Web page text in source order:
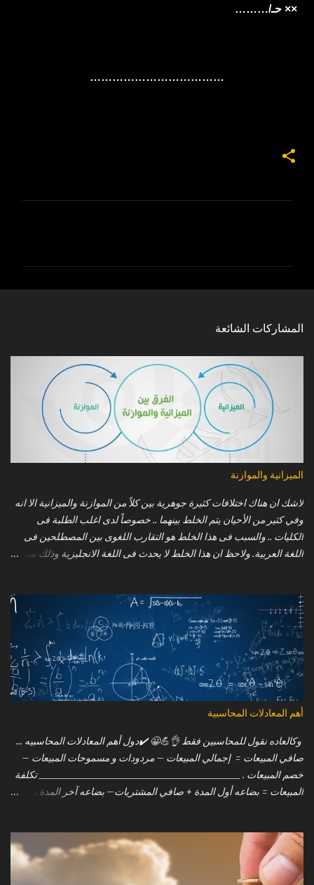
×× حـ/………
………………………………
المشاركات الشائعة
الميزانية والموازنة
لاشك ان هناك اختلافات كثيرة جوهرية بين كلاً من الموازنة والميزانية الا انه
وفي كثير من الأحيان يتم الخلط بينهما .. خصوصاً لدى اغلب الطلبة فى
الكليات .. والسبب فى هذا الخلط هو التقارب اللغوى بين المصطلحين فى
اللغة العربية. ولاحظ ان هذا الخلط لا يحدث فى اللغة الانجليزية وذلك بسبب
يلى بعض من تلك الاختلافات الجوهرية بين الموازنة والميزانية : الموازنة (
Budget ) : 1. خطة مستقبلية (ترتبط بالمستقبل). 2. الارقام فى الموازنة
الموازنة هي القوائم المالية المتوقعة ( pre planned financial statement
) والمخطط له مسبقًا والتى تقوم الادارة باعدادها استناداً على تحليلات
مختلفة للمستقبل. 5. يمكن إعداد الموازنة مرة أو مرتين في السنة (يعتمد
ذلك على متطلبات المنشآة). 6. كما يمكن تعديل الموازنات بناء على
المتغيرات خلال الفترة. 7. يتم مقارنتها بالنتائج الفعلي...
أهم المعادلات المحاسبية
وكالعاده نقول للمحاسبين فقط 👌💪😀 ⁦✔️⁩دول أهم المعادلات المحاسبيه ...
صافي المبيعات = إجمالي المبيعات – مردودات و مسموحات المبيعات –
خصم المبيعات . _________________________________________ تكلفة
المبيعات = بضاعه أول المدة + صافي المشتريات– بضاعه آخر المدة .
المشتريات – خصم المشتريات .
_________________________________________ الربح التشغيلي =
صافي المبيعات – تكلفة المبيعات .